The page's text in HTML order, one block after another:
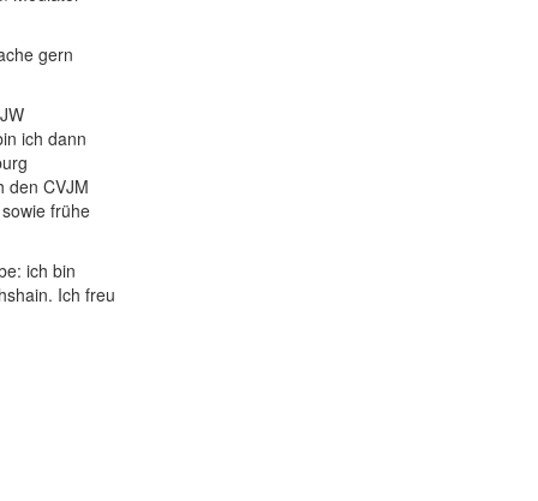
gern
ich dann
den CVJM
frühe
ich bin
Ich freu